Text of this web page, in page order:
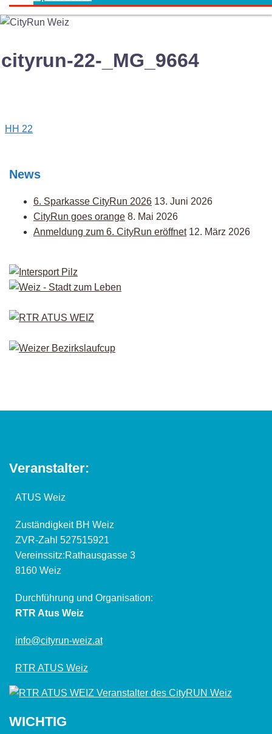
cityrun-22-_MG_9664
Post
HH 22
News
6. Sparkasse CityRun 2026 13. Juni 2026
CityRun goes orange 8. Mai 2026
Anmeldung zum 6. CityRun eröffnet 12. März 2026
Veranstalter:
ATUS Weiz
Zuständigkeit BH Weiz
ZVR-Zahl 527515921
Vereinssitz:Rathausgasse 3
8160 Weiz
Durchführung und Organisation:
RTR Atus Weiz
info@cityrun-weiz.at
RTR ATUS Weiz
WICHTIG